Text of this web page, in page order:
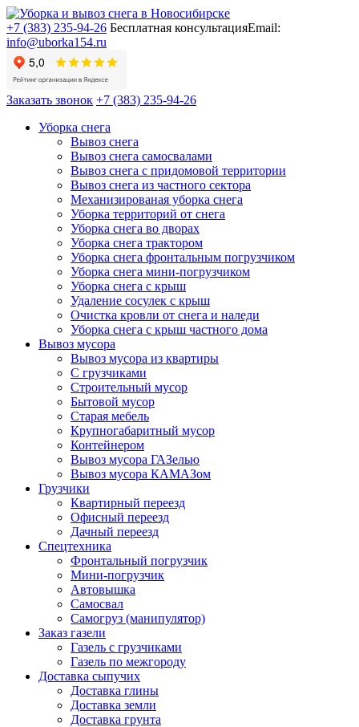
+7 (383) 235-94-26 Бесплатная консультацияEmail:
info@uborka154.ru
Заказать звонок +7 (383) 235-94-26
Уборка снега
Вывоз снега
Вывоз снега самосвалами
Вывоз снега с придомовой территории
Вывоз снега из частного сектора
Механизированая уборка снега
Уборка территорий от снега
Уборка снега во дворах
Уборка снега трактором
Уборка снега фронтальным погрузчиком
Уборка снега мини-погрузчиком
Уборка снега с крыш
Удаление сосулек с крыш
Очистка кровли от снега и наледи
Уборка снега с крыш частного дома
Вывоз мусора
Вывоз мусора из квартиры
С грузчиками
Строительный мусор
Бытовой мусор
Старая мебель
Крупногабаритный мусор
Контейнером
Вывоз мусора ГАЗелью
Вывоз мусора КАМАЗом
Грузчики
Квартирный переезд
Офисный переезд
Дачный переезд
Спецтехника
Фронтальный погрузчик
Мини-погрузчик
Автовышка
Самосвал
Самогруз (манипулятор)
Заказ газели
Газель с грузчиками
Газель по межгороду
Доставка сыпучих
Доставка глины
Доставка земли
Доставка грунта